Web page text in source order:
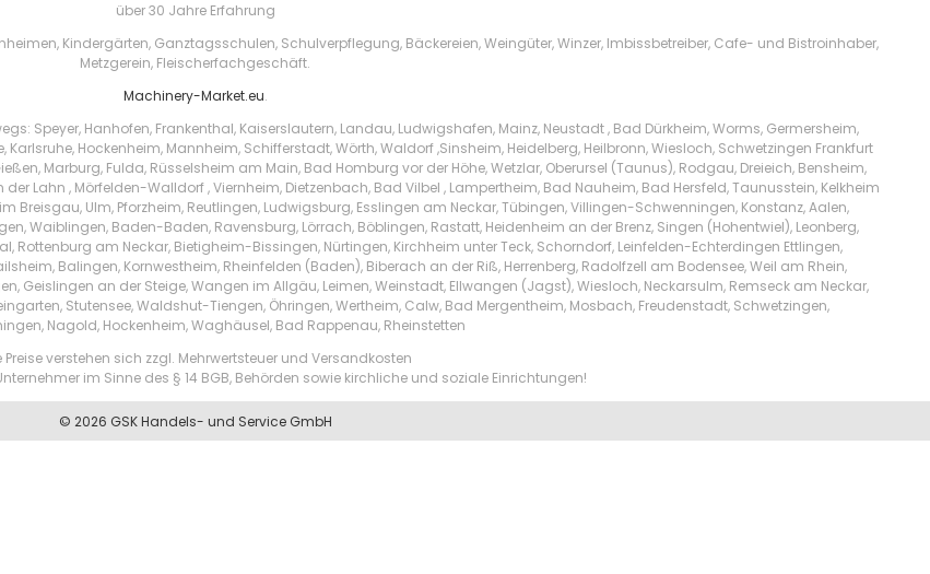
über 30 Jahre Erfahrung
Kindergärten, Ganztagsschulen, Schulverpflegung, Bäckereien, Weingüter, Winzer, Imbissbetreiber, Cafe- und Bistroinhaber,
Metzgerein, Fleischerfachgeschäft.
Machinery-Market.eu.
Speyer, Hanhofen, Frankenthal, Kaiserslautern, Landau, Ludwigshafen, Mainz, Neustadt , Bad Dürkheim, Worms, Germersheim,
Hockenheim, Mannheim, Schifferstadt, Wörth, Waldorf ,Sinsheim, Heidelberg, Heilbronn, Wiesloch, Schwetzingen Frankfurt
Marburg, Fulda, Rüsselsheim am Main, Bad Homburg vor der Höhe, Wetzlar, Oberursel (Taunus), Rodgau, Dreieich, Bensheim,
Lahn , Mörfelden-Walldorf , Viernheim, Dietzenbach, Bad Vilbel , Lampertheim, Bad Nauheim, Bad Hersfeld, Taunusstein, Kelkheim
Breisgau, Ulm, Pforzheim, Reutlingen, Ludwigsburg, Esslingen am Neckar, Tübingen, Villingen-Schwenningen, Konstanz, Aalen,
Waiblingen, Baden-Baden, Ravensburg, Lörrach, Böblingen, Rastatt, Heidenheim an der Brenz, Singen (Hohentwiel), Leonberg,
Rottenburg am Neckar, Bietigheim-Bissingen, Nürtingen, Kirchheim unter Teck, Schorndorf, Leinfelden-Echterdingen Ettlingen,
Balingen, Kornwestheim, Rheinfelden (Baden), Biberach an der Riß, Herrenberg, Radolfzell am Bodensee, Weil am Rhein,
Geislingen an der Steige, Wangen im Allgäu, Leimen, Weinstadt, Ellwangen (Jagst), Wiesloch, Neckarsulm, Remseck am Neckar,
Stutensee, Waldshut-Tiengen, Öhringen, Wertheim, Calw, Bad Mergentheim, Mosbach, Freudenstadt, Schwetzingen,
Nagold, Hockenheim, Waghäusel, Bad Rappenau, Rheinstetten
Preise verstehen sich zzgl. Mehrwertsteuer und Versandkosten
im Sinne des § 14 BGB, Behörden sowie kirchliche und soziale Einrichtungen!
© 2026 GSK Handels- und Service GmbH